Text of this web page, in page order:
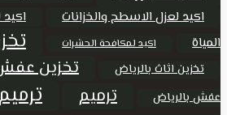
اكيد لعزل الاسطح والخزانات
المياة
اكيد لمكافحة الحشرات
تخزين اثاث بالرياض تخزين
عفش بالرياض
ترميم